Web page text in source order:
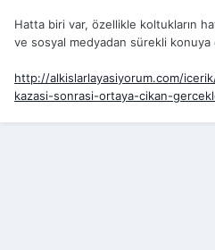
Hatta biri var, özellikle koltukların
ve sosyal medyadan sürekli konuya
http://alkislarlayasiyorum.com/
kazasi-sonrasi-ortaya-cikan-